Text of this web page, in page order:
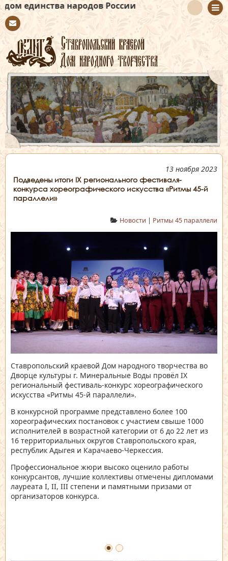
народов России
tact
13 ноября 2023
Подведены итоги IX регионального фестиваля-
конкурса хореографического искусства «Ритмы 45-й
параллели»
Новости | Ритмы 45 параллели
Ставропольский краевой Дом народного творчества во
Дворце культуры г. Минеральные Воды провёл IX
региональный фестиваль-конкурс хореографического
искусства «Ритмы 45-й параллели».
В конкурсной программе представлено более 100
хореографических постановок с участием свыше 1000
исполнителей в возрастной категории от 6 до 22 лет из
16 территориальных округов Ставропольского края,
республик Адыгея и Карачаево-Черкессия.
Профессиональное жюри высоко оценило работы
конкурсантов, лучшие коллективы отмечены дипломами
лауреата I, II, III степени и памятными призами от
организаторов конкурса.